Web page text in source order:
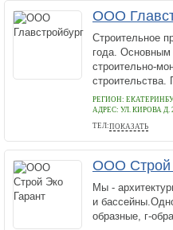
ООО
Строительное
года. Основным
строительно-
строительства.
РЕГИОН:
АДРЕС: УЛ. КИРОВА Д.
ТЕЛ:ПОКАЗАТЬ
+79826527102
ООО Строй
Мы -
и
образные, г-